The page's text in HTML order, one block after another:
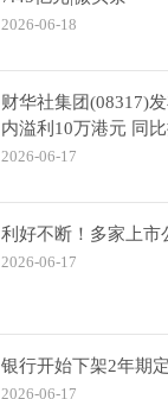
2026-06-18
财华社集团(08317)
内溢利10万港元 同
2026-06-17
利好不断！多家上市
2026-06-17
银行开始下架2年期
2026-06-17